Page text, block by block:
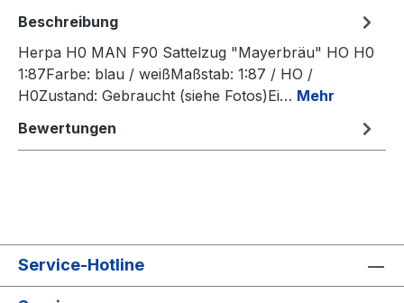
Beschreibung
Herpa H0 MAN F90 Sattelzug "Mayerbräu" HO H0
1:87Farbe: blau / weißMaßstab: 1:87 / HO /
H0Zustand: Gebraucht (siehe Fotos)Ei… Mehr
Bewertungen
Service-Hotline